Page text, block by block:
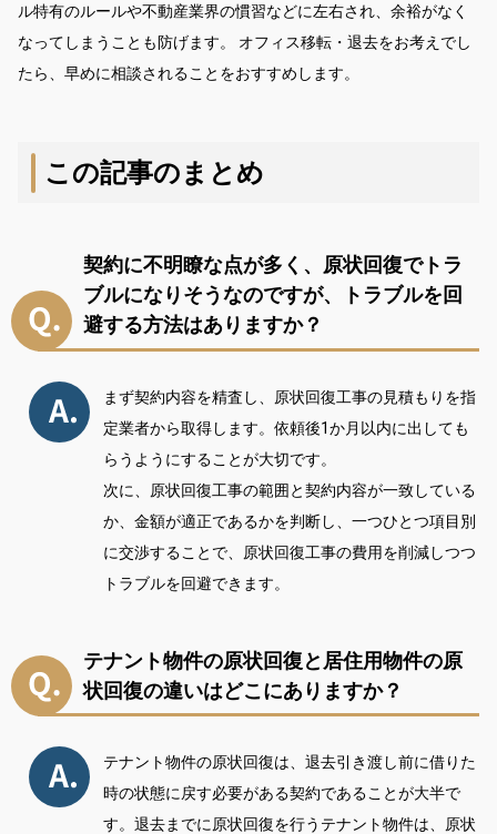
ル特有のルールや不動産業界の慣習などに左右され、余裕がなく
なってしまうことも防げます。 オフィス移転・退去をお考えでし
たら、早めに相談されることをおすすめします。
この記事のまとめ
契約に不明瞭な点が多く、原状回復でトラ
ブルになりそうなのですが、トラブルを回
避する方法はありますか？
まず契約内容を精査し、原状回復工事の見積もりを指
定業者から取得します。依頼後1か月以内に出しても
らうようにすることが大切です。
次に、原状回復工事の範囲と契約内容が一致している
か、金額が適正であるかを判断し、一つひとつ項目別
に交渉することで、原状回復工事の費用を削減しつつ
トラブルを回避できます。
テナント物件の原状回復と居住用物件の原
状回復の違いはどこにありますか？
テナント物件の原状回復は、退去引き渡し前に借りた
時の状態に戻す必要がある契約であることが大半で
す。退去までに原状回復を行うテナント物件は、原状